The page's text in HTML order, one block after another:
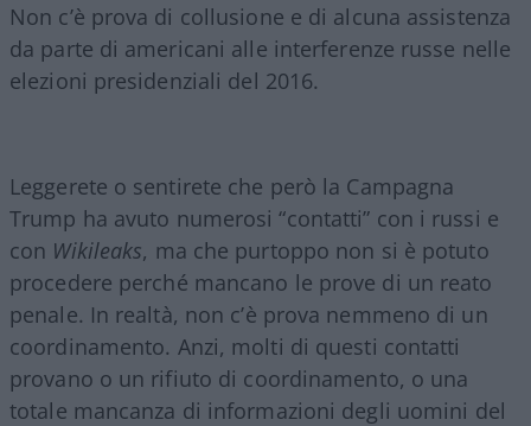
Non c’è prova di collusione e di alcuna assistenza
da parte di americani alle interferenze russe nelle
elezioni presidenziali del 2016.
Leggerete o sentirete che però la Campagna
Trump ha avuto numerosi “contatti” con i russi e
con Wikileaks, ma che purtoppo non si è potuto
procedere perché mancano le prove di un reato
penale. In realtà, non c’è prova nemmeno di un
coordinamento. Anzi, molti di questi contatti
provano o un rifiuto di coordinamento, o una
totale mancanza di informazioni degli uomini del